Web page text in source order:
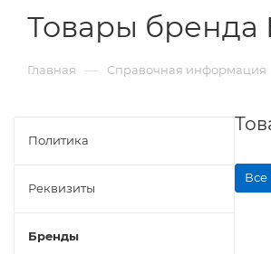
Товары бренда
Главная — Справочная информация
Все
Политика
Реквизиты
Бренды